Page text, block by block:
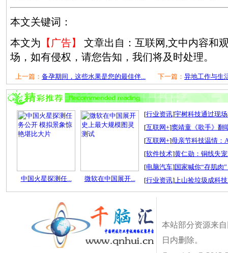
本文关键词：
本文为 【广告】
文章出自：互联网,文中内容和
场，如有侵权，请您告知，我们将及时处理。
上一篇： 备孕期间，这些水果是您的最佳伴... 下一篇： 异地工作与生
中国火星探测任... 微软在中国展开...
[行业资讯]宇树科技通过现
[互联网+]窦靖童《歌手》翻
[互联网+]母亲节科技温情：
[软件技术]黄仁勋：铜线失
[电脑汽车]国家喊你“存肌肉
[行业资讯]上山捡垃圾成科
本站部分资源来
日内删除。